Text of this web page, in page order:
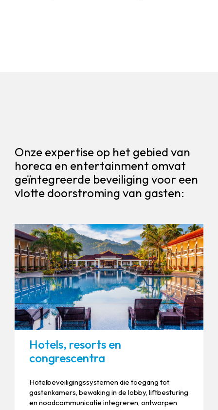
Onze expertise op het gebied van
horeca en entertainment omvat
geïntegreerde beveiliging voor een
vlotte doorstroming van gasten:
Hotels, resorts en
congrescentra
Hotelbeveiligingssystemen die toegang tot
gastenkamers, bewaking in de lobby, liftbesturing
en noodcommunicatie integreren, ontworpen